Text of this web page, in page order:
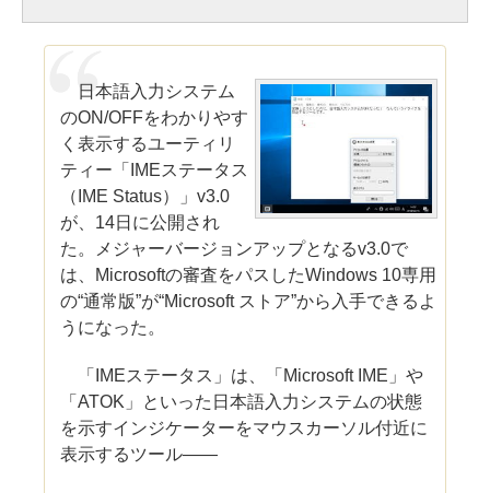
日本語入力システム
のON/OFFをわかりやす
く表示するユーティリ
ティー「IMEステータス
（IME Status）」v3.0
が、14日に公開され
た。メジャーバージョンアップとなるv3.0で
は、Microsoftの審査をパスしたWindows 10専用
の“通常版”が“Microsoft ストア”から入手できるよ
うになった。
「IMEステータス」は、「Microsoft IME」や
「ATOK」といった日本語入力システムの状態
を示すインジケーターをマウスカーソル付近に
表示するツール――